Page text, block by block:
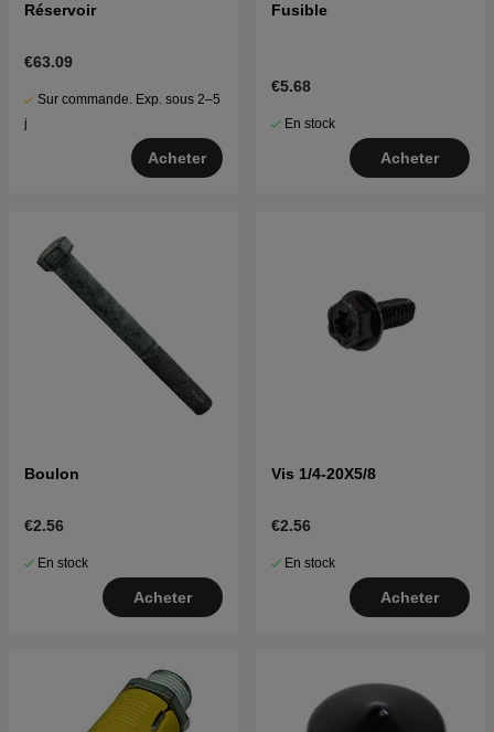
Réservoir
€63.09
Sur commande. Exp. sous 2–5
j
Acheter
Fusible
€5.68
En stock
Acheter
Boulon
€2.56
En stock
Acheter
Vis 1/4-20X5/8
€2.56
En stock
Acheter